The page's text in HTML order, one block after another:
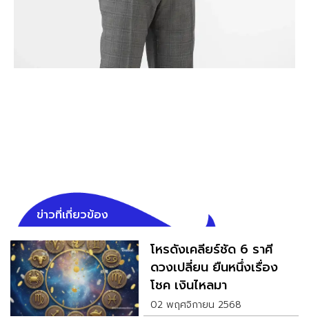
ข่าวที่เกี่ยวข้อง
โหรดังเคลียร์ชัด 6 ราศี
ดวงเปลี่ยน ยืนหนึ่งเรื่อง
โชค เงินไหลมา
02 พฤศจิกายน 2568